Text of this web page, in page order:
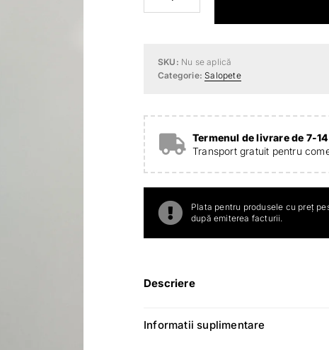
Salopetă
stofiță
SKU: Nu se aplică
Categorie: Salopete
Termenul de livrare de 7-
Transport gratuit pentru
Plata pentru produsele cu preț
după emiterea facturii.
Descriere
Informatii suplimentare